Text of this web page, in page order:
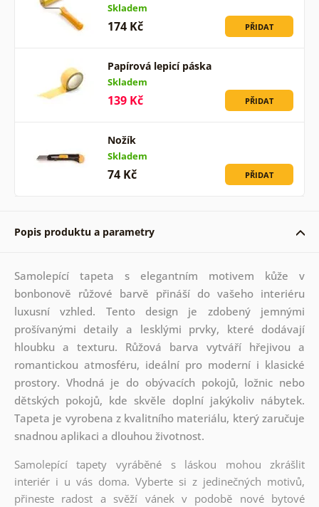
Skladem
174 Kč PŘIDAT
Papírová lepicí páska
Skladem
139 Kč PŘIDAT
Nožík
Skladem
74 Kč PŘIDAT
Popis produktu a parametry
Samolepící tapeta s elegantním motivem kůže v
bonbonově růžové barvě přináší do vašeho interiéru
luxusní vzhled. Tento design je zdobený jemnými
prošívanými detaily a lesklými prvky, které dodávají
hloubku a texturu. Růžová barva vytváří hřejivou a
romantickou atmosféru, ideální pro moderní i klasické
prostory. Vhodná je do obývacích pokojů, ložnic nebo
dětských pokojů, kde skvěle doplní jakýkoliv nábytek.
Tapeta je vyrobena z kvalitního materiálu, který zaručuje
snadnou aplikaci a dlouhou životnost.
Samolepící tapety vyráběné s láskou mohou zkrášlit
interiér i u vás doma. Vyberte si z jedinečných motivů,
přineste radost a svěží vánek v podobě nové bytové